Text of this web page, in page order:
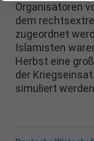
Organisatoren
dem
zugeordnet
Islamisten
Herbst eine
der
simuliert